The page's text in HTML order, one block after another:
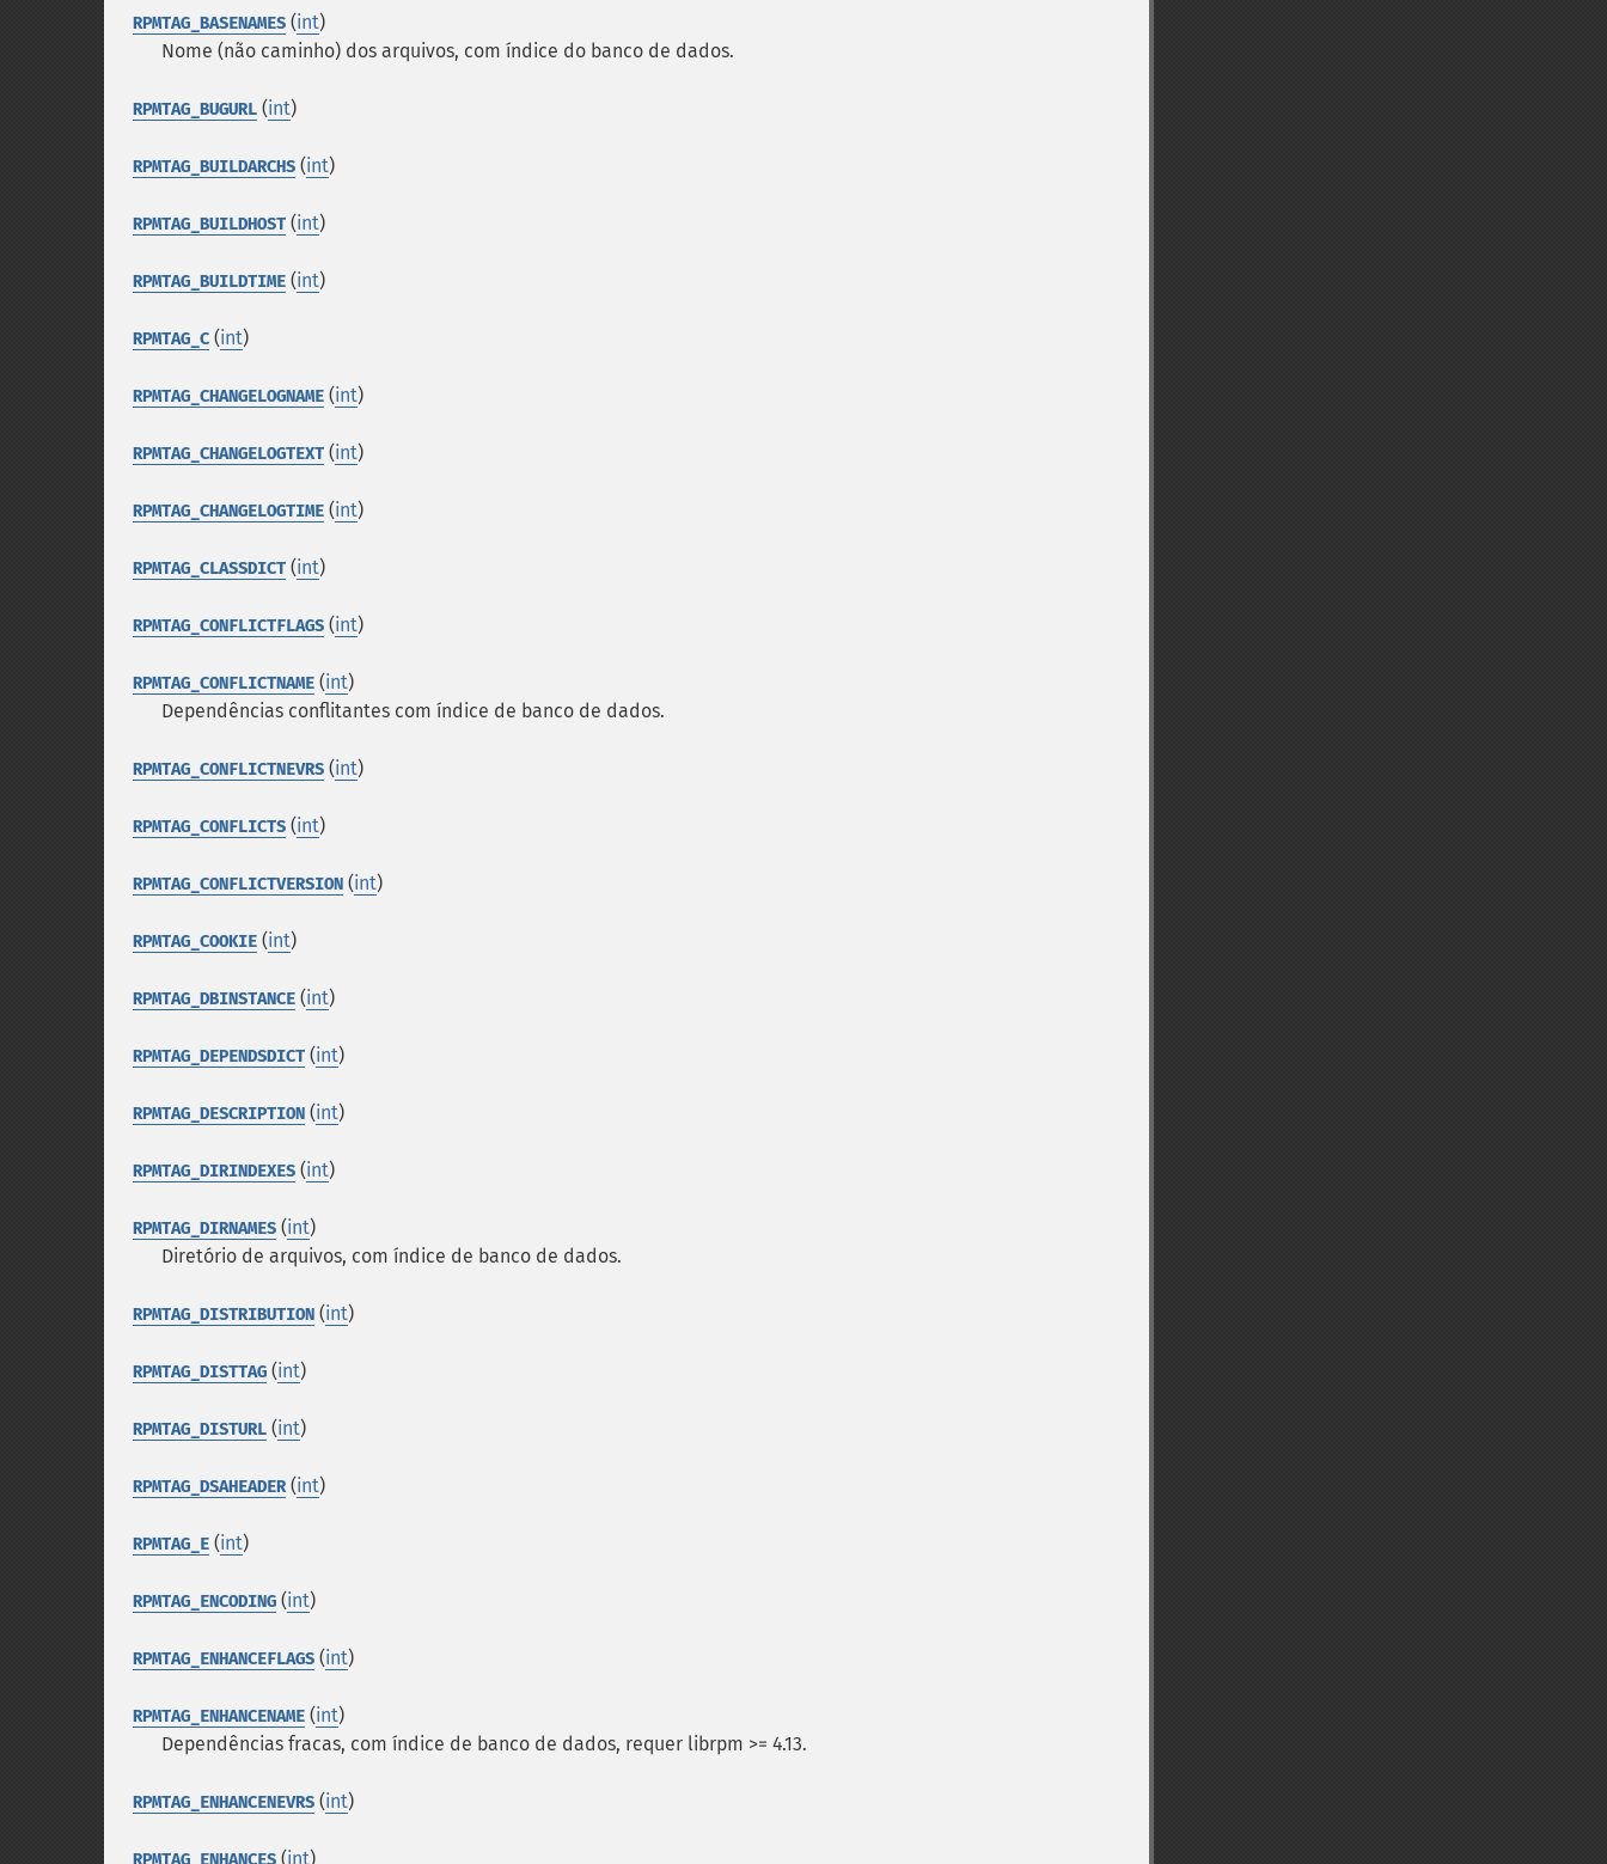
RPMTAG_BASENAMES (int)
Nome (não caminho) dos arquivos, com índice do banco de dados.
RPMTAG_BUGURL (int)
RPMTAG_BUILDARCHS (int)
RPMTAG_BUILDHOST (int)
RPMTAG_BUILDTIME (int)
RPMTAG_C (int)
RPMTAG_CHANGELOGNAME (int)
RPMTAG_CHANGELOGTEXT (int)
RPMTAG_CHANGELOGTIME (int)
RPMTAG_CLASSDICT (int)
RPMTAG_CONFLICTFLAGS (int)
RPMTAG_CONFLICTNAME (int)
Dependências conflitantes com índice de banco de dados.
RPMTAG_CONFLICTNEVRS (int)
RPMTAG_CONFLICTS (int)
RPMTAG_CONFLICTVERSION (int)
RPMTAG_COOKIE (int)
RPMTAG_DBINSTANCE (int)
RPMTAG_DEPENDSDICT (int)
RPMTAG_DESCRIPTION (int)
RPMTAG_DIRINDEXES (int)
RPMTAG_DIRNAMES (int)
Diretório de arquivos, com índice de banco de dados.
RPMTAG_DISTRIBUTION (int)
RPMTAG_DISTTAG (int)
RPMTAG_DISTURL (int)
RPMTAG_DSAHEADER(int)
RPMTAG_E (int)
RPMTAG_ENCODING (int)
RPMTAG_ENHANCEFLAGS (int)
RPMTAG_ENHANCENAME (int)
Dependências fracas, com índice de banco de dados, requer librpm >= 4.13.
RPMTAG_ENHANCENEVRS (int)
RPMTAG_ENHANCES (int)